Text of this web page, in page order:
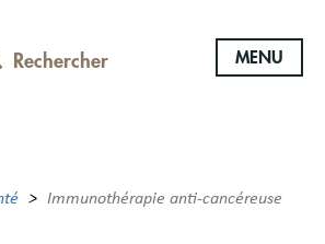
Rechercher MENU
Immunothérapie anti-cancéreuse